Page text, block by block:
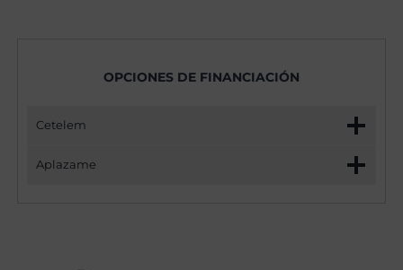
OPCIONES DE FINANCIACIÓN
Cetelem
Aplazame